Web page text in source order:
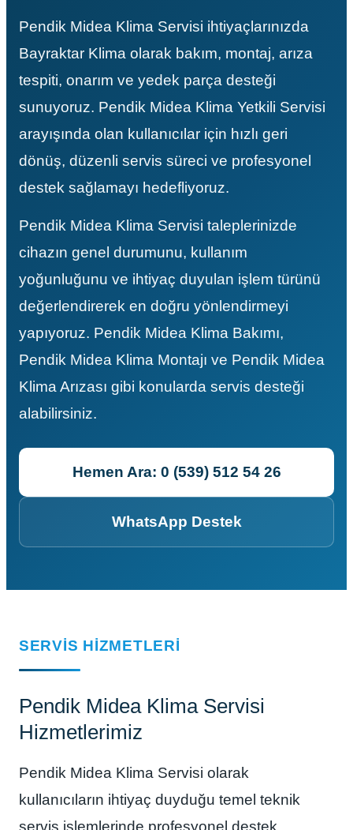
Duvar Tipi Klima
Pendik Midea Klima Servisi ihtiyaçlarınızda
Bayraktar Klima olarak bakım, montaj, arıza
tespiti, onarım ve yedek parça desteği
sunuyoruz. Pendik Midea Klima Yetkili Servisi
arayışında olan kullanıcılar için hızlı geri
dönüş, düzenli servis süreci ve profesyonel
destek sağlamayı hedefliyoruz.
Pendik Midea Klima Servisi taleplerinizde
cihazın genel durumunu, kullanım
yoğunluğunu ve ihtiyaç duyulan işlem türünü
değerlendirerek en doğru yönlendirmeyi
yapıyoruz. Pendik Midea Klima Bakımı,
Pendik Midea Klima Montajı ve Pendik Midea
Klima Arızası gibi konularda servis desteği
alabilirsiniz.
Hemen Ara: 0 (539) 512 54 26
WhatsApp Destek
SERVIS HIZMETLERI
Pendik Midea Klima Servisi
Hizmetlerimiz
Pendik Midea Klima Servisi olarak
kullanıcıların ihtiyaç duyduğu temel teknik
servis işlemlerinde profesyonel destek